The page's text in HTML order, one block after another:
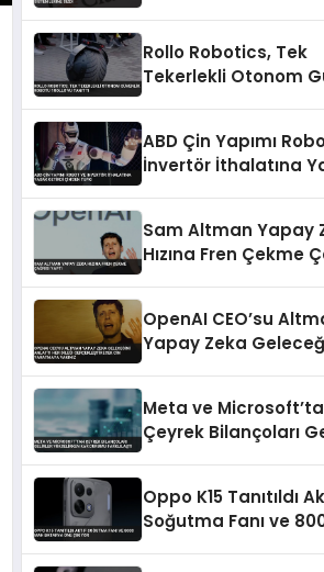
Rollo Robotics, Tek
Tekerlekli Otonom
ABD Çin Yapımı
İnvertör İthalatına
Sam Altman Yapay
Hızına Fren Çekme
OpenAI CEO’su
Yapay Zeka
Yaratmaya Yakınız
Meta ve
Çeyrek Bilançoları
Oppo K15 Tanıtıldı
Soğutma Fanı ve